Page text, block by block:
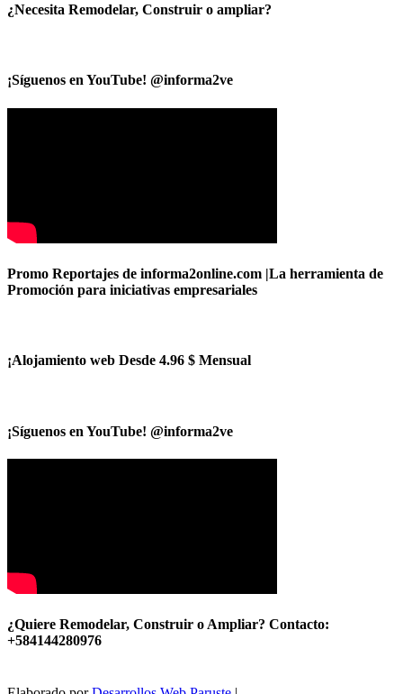
¿Necesita Remodelar, Construir o ampliar?
¡Síguenos en YouTube! @informa2ve
Promo Reportajes de informa2online.com |La herramienta de
Promoción para iniciativas empresariales
¡Alojamiento web Desde 4.96 $ Mensual
¡Síguenos en YouTube! @informa2ve
¿Quiere Remodelar, Construir o Ampliar? Contacto:
+584144280976